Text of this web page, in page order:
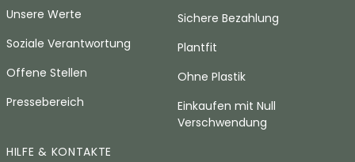
Unsere Werte
Soziale Verantwortung
Offene Stellen
Pressebereich
Sichere Bezahlung
Plantfit
Ohne Plastik
Einkaufen mit Null
Verschwendung
HILFE & KONTAKTE